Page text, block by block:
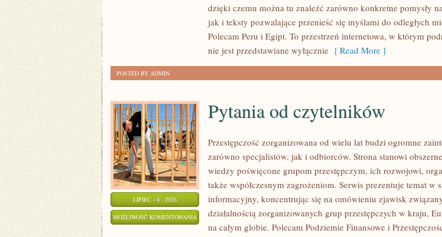
dzięki czemu można tu znaleźć zarówno konkretne pomysły
jak i teksty pozwalające przenieść się myślami do odległych
Polecam Peru i Egipt. To przestrzeń internetowa, w którym
nie jest przedstawiane wyłącznie [ Read More ]
POSTED BY ADMIN
LIPIEC - 4 - 2026
MOŻLIWOŚĆ KOMENTOWANIA PYTANIA
Pytania od czytelników
Przestępczość zorganizowana od wielu lat budzi ogromne
zarówno specjalistów, jak i odbiorców. Strona stanowi
wiedzy poświęcone grupom przestępczym, ich rozwojowi,
także współczesnym zagrożeniom. Serwis prezentuje temat w
informacyjny, koncentrując się na omówieniu zjawisk
działalnością zorganizowanych grup przestępczych w kraju,
na całym globie. Polecam Podziemie Finansowe i